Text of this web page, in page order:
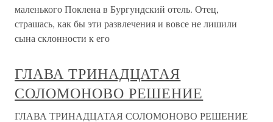
маленького Поклена в Бургундский отель. Отец,
страшась, как бы эти развлечения и вовсе не лишили
сына склонности к его
ГЛАВА ТРИНАДЦАТАЯ
СОЛОМОНОВО РЕШЕНИЕ
ГЛАВА ТРИНАДЦАТАЯ СОЛОМОНОВО РЕШЕНИЕ